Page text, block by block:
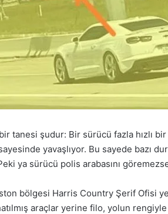
tanesi şudur: Bir sürücü fazla hızlı
yavaşlıyor. Bu sayede bazı
ya sürücü polis arabasını
bölgesi Harris Country Şerif Ofisi
araçlar yerine filo, yolun